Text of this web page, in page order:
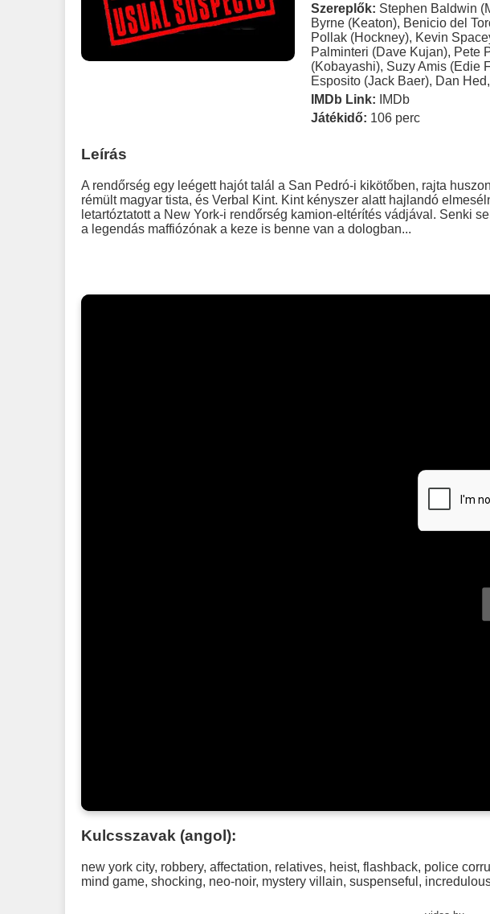
Szereplők: Stephen Baldwin
Byrne (Keaton), Benicio del
Pollak (Hockney), Kevin
Palminteri (Dave Kujan), Pete
(Kobayashi), Suzy Amis (Edie
Esposito (Jack Baer), Dan Hed,
IMDb Link:
IMDb
Játékidő: 106 perc
Leírás
A rendőrség egy leégett hajót talál a San Pedró-i kikötőben, rajta
rémült magyar tista, és Verbal Kint. Kint kényszer alatt hajlandó
letartóztatott a New York-i rendőrség kamion-eltérítés vádjával. Senki
a legendás maffiózónak a keze is benne van a dologban...
Kulcsszavak (angol):
new york city, robbery, affectation, relatives, heist, flashback, police
mind game, shocking, neo-noir, mystery villain, suspenseful ,